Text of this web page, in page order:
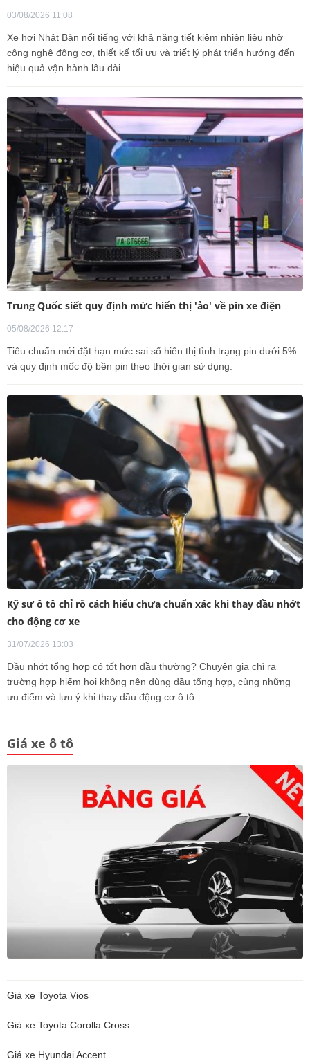
03/08/2026 11:08
Xe hơi Nhật Bản nổi tiếng với khả năng tiết kiệm nhiên liệu nhờ
công nghệ động cơ, thiết kế tối ưu và triết lý phát triển hướng đến
hiệu quả vận hành lâu dài.
Trung Quốc siết quy định mức hiển thị 'ảo' về pin xe điện
05/08/2026 12:17
Tiêu chuẩn mới đặt hạn mức sai số hiển thị tình trạng pin dưới 5%
và quy định mốc độ bền pin theo thời gian sử dụng.
Kỹ sư ô tô chỉ rõ cách hiểu chưa chuẩn xác khi thay dầu nhớt
cho động cơ xe
31/07/2026 13:03
Dầu nhớt tổng hợp có tốt hơn dầu thường? Chuyên gia chỉ ra
trường hợp hiếm hoi không nên dùng dầu tổng hợp, cùng những
ưu điểm và lưu ý khi thay dầu động cơ ô tô.
Giá xe ô tô
Giá xe Toyota Vios
Giá xe Toyota Corolla Cross
Giá xe Hyundai Accent